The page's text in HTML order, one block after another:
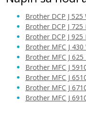
Brother DCP J 525
Brother DCP J 725
Brother DCP J 925
Brother MFC J 430
Brother MFC J 625
Brother MFC J
Brother MFC J
Brother MFC J
Brother MFC J